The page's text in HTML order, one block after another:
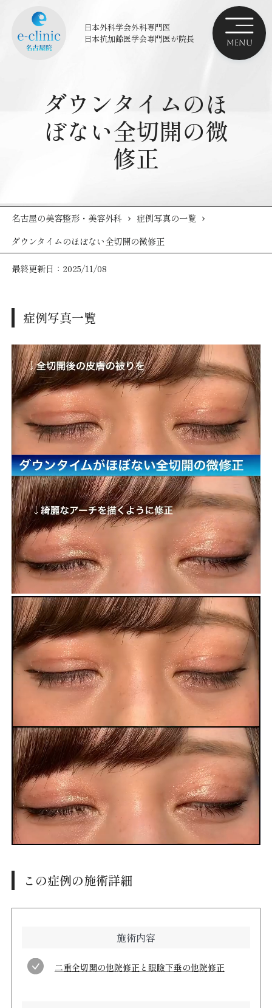
日本外科学会外科専門医
日本抗加齢医学会専門医が院長
ダウンタイムのほ
ぼない全切開の微
修正
名古屋の美容整形・美容外科
症例写真の一覧
ダウンタイムのほぼない全切開の微修正
最終更新日：2025/11/08
症例写真一覧
この症例の施術詳細
施術内容
二重全切開の他院修正と眼瞼下垂の他院修正